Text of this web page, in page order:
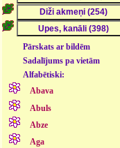
Pārskats ar bildēm
Sadalījums pa vietām
Alfabētiski:
Abava
Abuls
Abze
Aga